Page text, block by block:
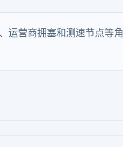
运营商拥塞和测速节点等角